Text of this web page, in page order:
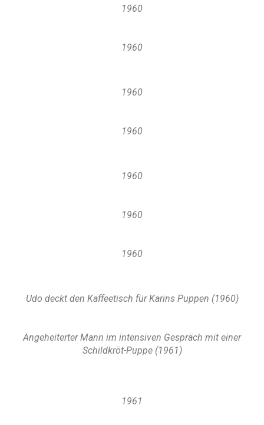
1960
1960
1960
1960
1960
1960
1960
Udo deckt den Kaffeetisch für Karins Puppen (1960)
Angeheiterter Mann im intensiven Gespräch mit einer
Schildkröt-Puppe (1961)
1961